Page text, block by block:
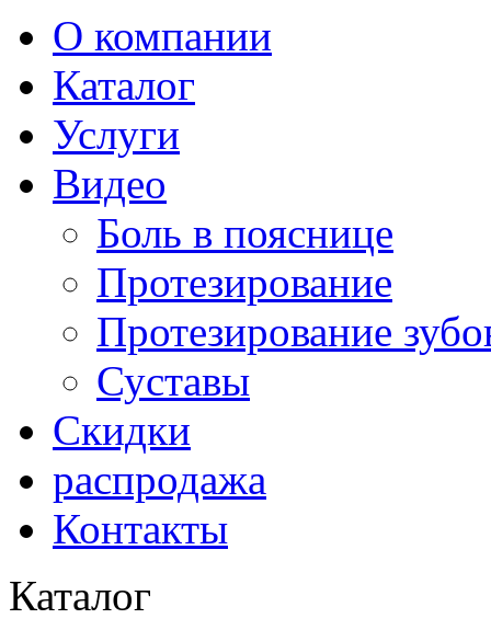
О компании
Каталог
Услуги
Видео
Боль в пояснице
Протезирование
Протезирование
Суставы
Скидки
распродажа
Контакты
Каталог